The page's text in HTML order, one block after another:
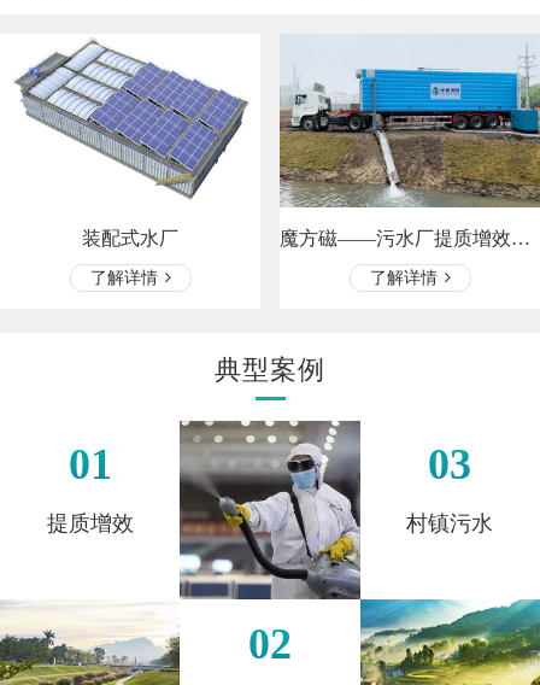
装配式水厂
了解详情
魔方磁——污水厂提质增效、河道处…
了解详情
典型案例
01
提质增效
02
03
村镇污水